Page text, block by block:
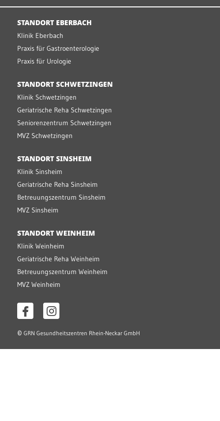
STANDORT EBERBACH
Klinik Eberbach
Praxis für Gastroenterologie
Praxis für Urologie
STANDORT SCHWETZINGEN
Klinik Schwetzingen
Geriatrische Reha Schwetzingen
Seniorenzentrum Schwetzingen
MVZ Schwetzingen
STANDORT SINSHEIM
Klinik Sinsheim
Geriatrische Reha Sinsheim
Betreuungszentrum Sinsheim
MVZ Sinsheim
STANDORT WEINHEIM
Klinik Weinheim
Geriatrische Reha Weinheim
Betreuungszentrum Weinheim
MVZ Weinheim
© GRN Gesundheitszentren Rhein-Neckar GmbH